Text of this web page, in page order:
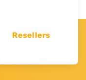
Resellers